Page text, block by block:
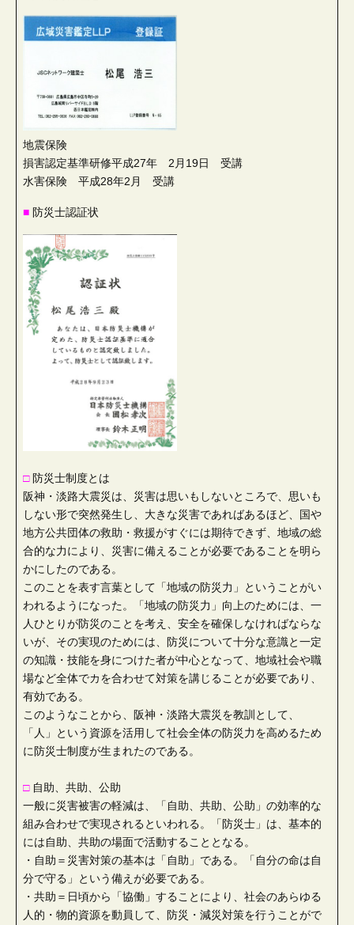
地震保険
損害認定基準研修平成27年 2月19日 受講
水害保険 平成28年2月 受講
■ 防災士認証状
□防災士制度とは
阪神・淡路大震災は、災害は思いもしないところで、思いも
しない形で突然発生し、大きな災害であればあるほど、国や
地方公共団体の救助・救援がすぐには期待できず、地域の総
合的な力により、災害に備えることが必要であることを明ら
かにしたのである。
このことを表す言葉として「地域の防災力」ということがい
われるようになった。「地域の防災力」向上のためには、一
人ひとりが防災のことを考え、安全を確保しなければならな
いが、その実現のためには、防災について十分な意識と一定
の知識・技能を身につけた者が中心となって、地域社会や職
場など全体でカを合わせて対策を講じることが必要であり、
有効である。
このようなことから、阪神・淡路大震災を教訓として、
「人」という資源を活用して社会全体の防災力を高めるため
に防災士制度が生まれたのである。
□自助、共助、公助
一般に災害被害の軽減は、「自助、共助、公助」の効率的な
組み合わせで実現されるといわれる。「防災士」は、基本的
には自助、共助の場面で活動することとなる。
・自助＝災害対策の基本は「自助」である。「自分の命は自
分で守る」という備えが必要である。
・共助＝日頃から「協働」することにより、社会のあらゆる
人的・物的資源を動員して、防災・減災対策を行うことがで